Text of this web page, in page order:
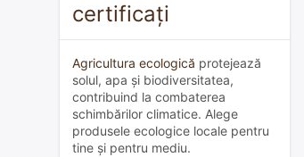
certificați
Agricultura ecologică protejează
solul, apa și biodiversitatea,
contribuind la combaterea
schimbărilor climatice. Alege
produsele ecologice locale pentru
tine și pentru mediu.